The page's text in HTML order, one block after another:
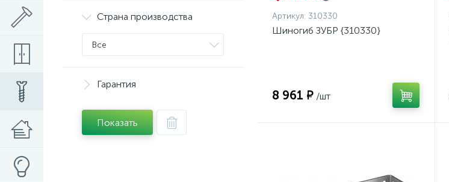
Страна производства
Все
Гарантия
Показать
Артикул: 310330
Шиногиб ЗУБР {310330}
8 961 ₽ /шт